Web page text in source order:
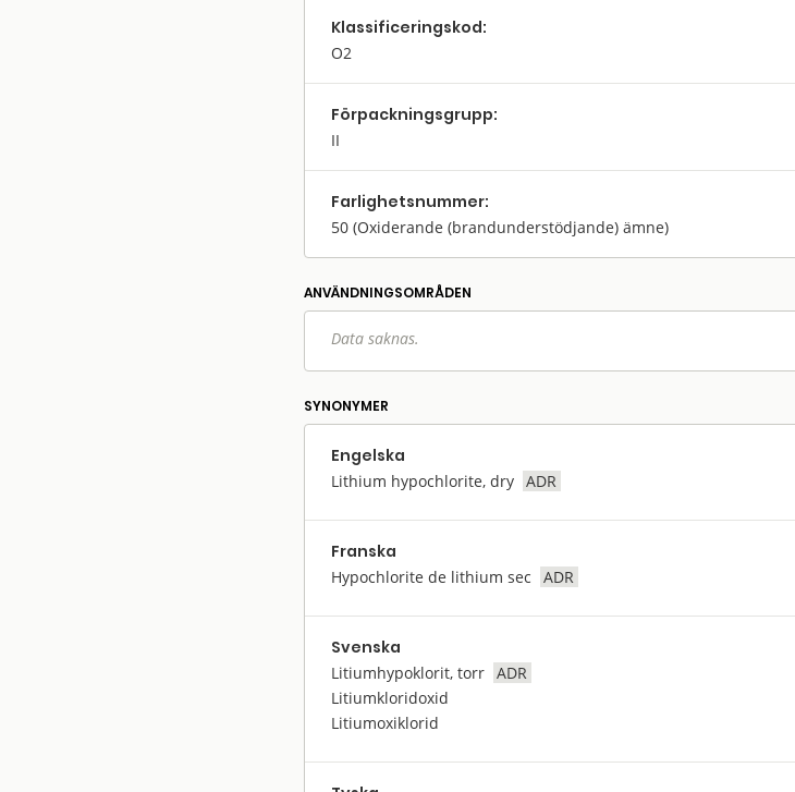
Klassifi­cerings­kod:
O2
Förpack­nings­grupp:
II
Farlighets­nummer:
50 (Oxiderande (brandunderstödjande) ämne)
ANVÄNDNINGS­OMRÅDEN
Data saknas.
SYNONYMER
Engelska
Lithium hypochlorite, dry ADR
Franska
Hypochlorite de lithium sec ADR
Svenska
Litiumhypoklorit, torr ADR
Litiumkloridoxid
Litiumoxiklorid